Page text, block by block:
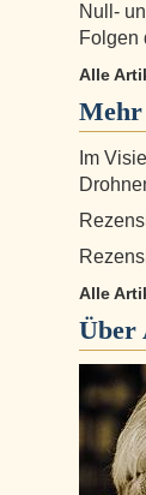
Null-
Folgen
Alle
Mehr
Im
Alle
Über